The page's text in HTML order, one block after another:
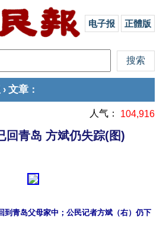
电子报 正體版
› 文章 ：
人气： 104,916
回青岛 方斌仍失踪(图)
到青岛父母家中；公民记者方斌（右）仍下